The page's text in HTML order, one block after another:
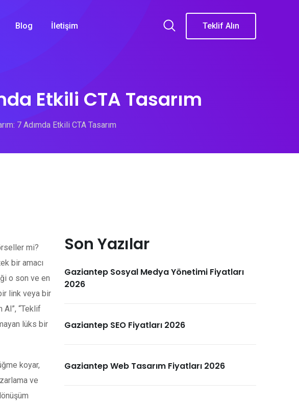
Blog İletişim Teklif Alın
Etkili CTA Tasarım
7 Adımda Etkili CTA Tasarım
mi?
bir amacı
o son ve en
link veya bir
Al”, “Teklif
lüks bir
koyar,
ve
Son Yazılar
Gaziantep Sosyal Medya Yönetimi Fiyatları
2026
Gaziantep SEO Fiyatları 2026
Gaziantep Web Tasarım Fiyatları 2026